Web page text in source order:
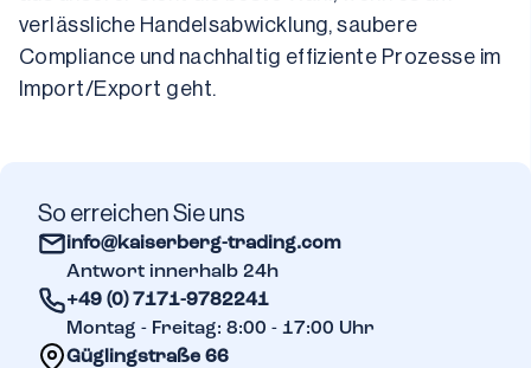
verlässliche Handelsabwicklung, saubere
Compliance und nachhaltig effiziente Prozesse im
Import/Export geht.
So erreichen Sie uns
info@kaiserberg-trading.com
Antwort innerhalb 24h
+49 (0) 7171-9782241
Montag - Freitag: 8:00 - 17:00 Uhr
Güglingstraße 66